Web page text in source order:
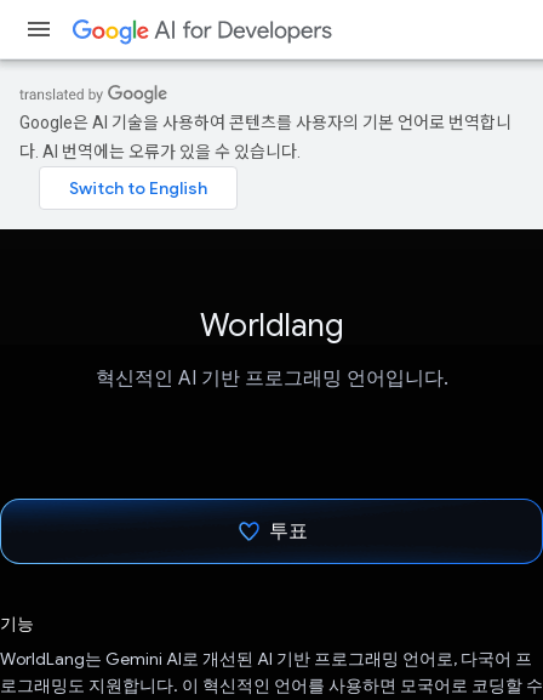
Google은 AI 기술을 사용하여 콘텐츠를 사용자의 기본 언어로 번역합니
다. AI 번역에는 오류가 있을 수 있습니다.
Worldlang
혁신적인 AI 기반 프로그래밍 언어입니다.
투표
기능
WorldLang는 Gemini AI로 개선된 AI 기반 프로그래밍 언어로, 다국어 프
로그래밍도 지원합니다. 이 혁신적인 언어를 사용하면 모국어로 코딩할 수